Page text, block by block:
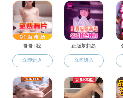
省级一流专业